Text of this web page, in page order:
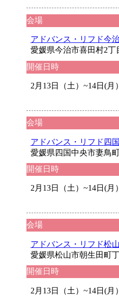
会場
アドバンス・リフド今
愛媛県今治市喜田村2丁
開催日時
2月13日（土）~14日(
会場
アドバンス・リフド四
愛媛県四国中央市妻鳥町
開催日時
2月13日（土）~14日(
会場
アドバンス・リフド松
愛媛県松山市朝生田町
開催日時
2月13日（土）~14日(